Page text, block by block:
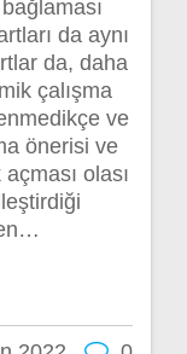
da aynı
da, daha
çalışma
ve
önerisi ve
olası